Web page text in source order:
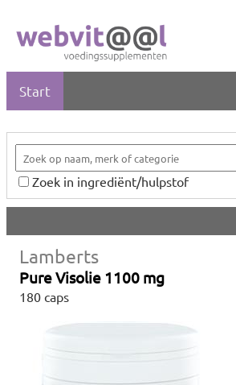
Start
Zoek in ingrediënt/hulpstof
Lamberts
Pure Visolie 1100 mg
180 caps